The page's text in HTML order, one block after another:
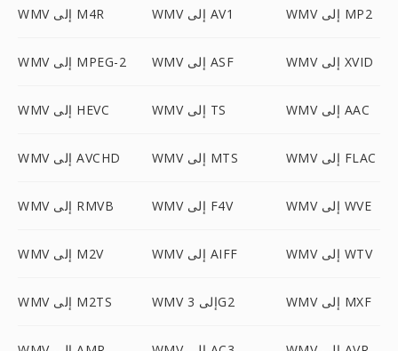
WMV إلى M4R WMV إلى AV1 WMV إلى MP2
WMV إلى MPEG-2 WMV إلى ASF WMV إلى XVID
WMV إلى HEVC WMV إلى TS WMV إلى AAC
WMV إلى AVCHD WMV إلى MTS WMV إلى FLAC
WMV إلى RMVB WMV إلى F4V WMV إلى WVE
WMV إلى M2V WMV إلى AIFF WMV إلى WTV
WMV إلى M2TS WMV إلى 3G2 WMV إلى MXF